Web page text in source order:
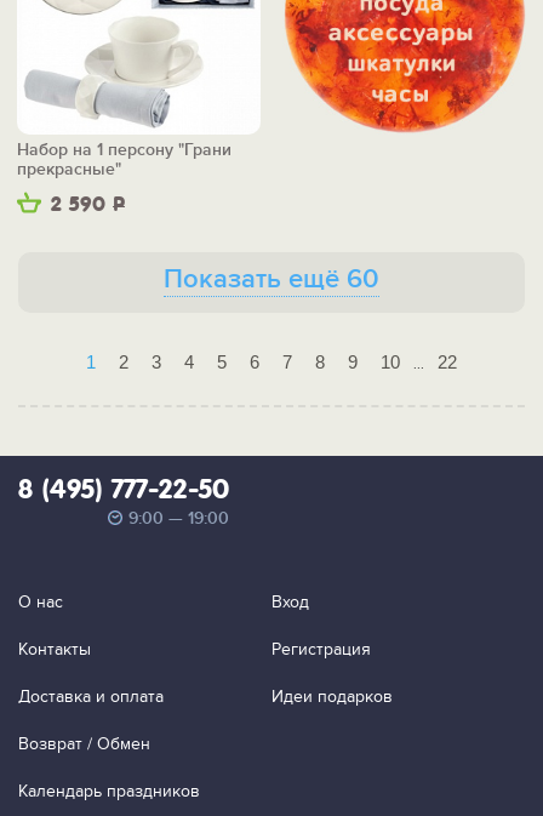
2 590 Р
Набор на 1 персону "Грани
прекрасные"
Показать ещё 60
1 2 3 4 5 6 7 8 9 10 ... 22
8 (495) 777-22-50
9:00 — 19:00
О нас
Контакты
Доставка и оплата
Возврат / Обмен
Календарь праздников
Вход
Регистрация
Идеи подарков